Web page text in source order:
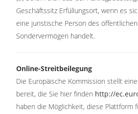
Geschäftssitz Erfüllungsort, wenn es
eine juristische Person des
Sondervermögen handelt.
Online-Streitbeilegung
Die Europäische Kommission stellt
bereit, die Sie hier finden http://
haben die Möglichkeit, diese Plattform